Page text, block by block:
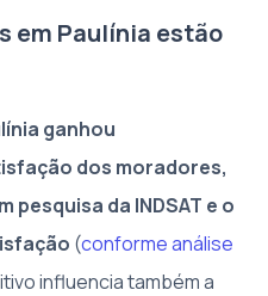
em Paulínia estão
ganhou
dos moradores,
pesquisa da INDSAT e o
(conforme análise
influencia também a